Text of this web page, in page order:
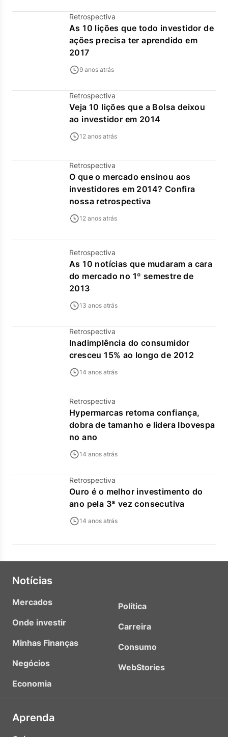
Retrospectiva
As 10 lições que todo investidor de
ações precisa ter aprendido em
2017
9 anos atrás
Retrospectiva
Veja 10 lições que a Bolsa deixou
ao investidor em 2014
12 anos atrás
Retrospectiva
O que o mercado ensinou aos
investidores em 2014? Confira
nossa retrospectiva
12 anos atrás
Retrospectiva
As 10 notícias que mudaram a cara
do mercado no 1º semestre de
2013
13 anos atrás
Retrospectiva
Inadimplência do consumidor
cresceu 15% ao longo de 2012
14 anos atrás
Retrospectiva
Hypermarcas retoma confiança,
dobra de tamanho e lidera Ibovespa
no ano
14 anos atrás
Retrospectiva
Ouro é o melhor investimento do
ano pela 3ª vez consecutiva
14 anos atrás
Notícias
Mercados
Onde investir
Minhas Finanças
Negócios
Economia
Política
Carreira
Consumo
WebStories
Aprenda